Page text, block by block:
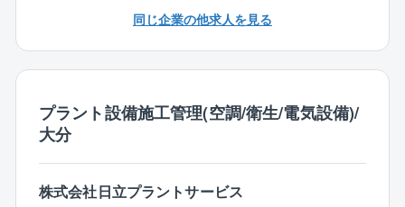
【就業環境について】
★『業界No1の就業環境・ワークライフバランス』を
目指し、組織・仕組み両面から改善に取り組んでいま
◆管理本部直下に【施工管理センター】を設置。ベテ
ラン社員が所属し、新入社員のメンターを務めたり、
それにより社員の業務負荷を削減しています。
同じ企業の他求人を見る
プラント設備施工管理(空調/衛生/電気設備)/
大分
株式会社日立プラントサービス